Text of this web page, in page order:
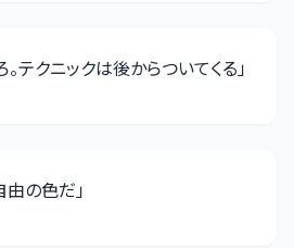
テクニックは後からついてくる」
由の色だ」